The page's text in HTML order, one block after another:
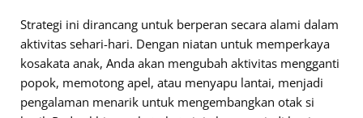
Strategi ini dirancang untuk berperan secara alami dalam
aktivitas sehari-hari. Dengan niatan untuk memperkaya
kosakata anak, Anda akan mengubah aktivitas mengganti
popok, memotong apel, atau menyapu lantai, menjadi
pengalaman menarik untuk mengembangkan otak si